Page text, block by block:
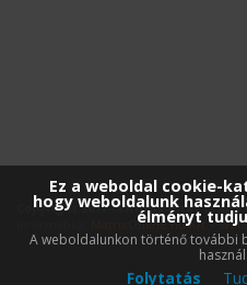
Copyright 2017 - Fitness-Vital Trade
MatrixOnline.hu Kft. -
Ez a weboldal cookie-
hogy weboldalunk
élményt
A weboldalunkon történő további
Folytatás